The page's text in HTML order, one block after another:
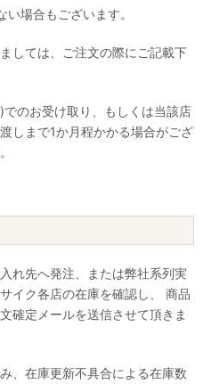
場合もございます。
しては、ご注文の際にご記載下
のお受け取り、もしくは当該店
しまで1か月程かかる場合がござ
れ先へ発注、または弊社系列実
イク各店の在庫を確認し、 商品
確定メールを送信させて頂きま
、在庫更新不具合による在庫数